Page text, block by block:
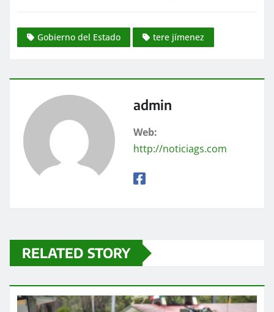
Gobierno del Estado tere jímenez
admin
Web:
http://noticiags.com
RELATED STORY